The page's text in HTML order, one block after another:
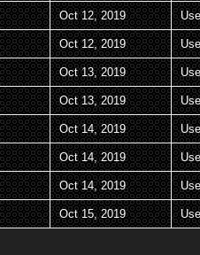
Oct 12, 2019
Oct 12, 2019
Oct 13, 2019
Oct 13, 2019
Oct 14, 2019
Oct 14, 2019
Oct 14, 2019
Oct 15, 2019